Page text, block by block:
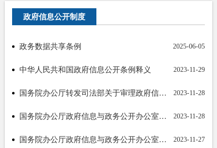
政府信息公开制度
2025-06-05
政务数据共享条例
2023-11-29
中华人民共和国政府信息公开条例释义
2023-11-28
国务院办公厅转发司法部关于审理政府信息公开行政复议案件若干问题指导意见的通知
2023-11-28
国务院办公厅政府信息与政务公开办公室关于政府信息公开期限有关问题的解释
2023-11-27
国务院办公厅政府信息与政务公开办公室关于政府信息公开年度报告有关项目填报问题的解释